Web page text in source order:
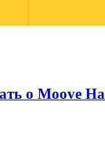
о Moove